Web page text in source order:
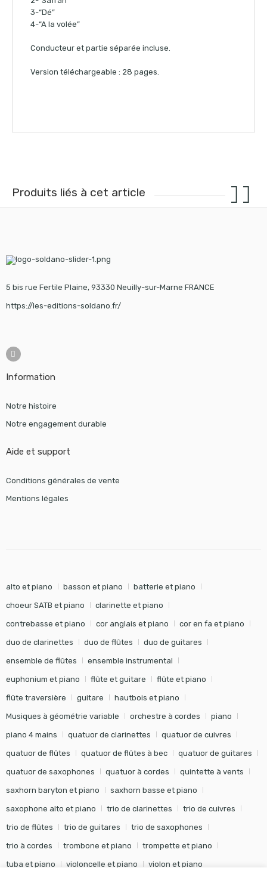
3-“Dé”
4-“A la volée”
Conducteur et partie séparée incluse.
Version téléchargeable : 28 pages.
Produits liés à cet article
5 bis rue Fertile Plaine, 93330 Neuilly-sur-Marne FRANCE
https://les-editions-soldano.fr/
Information
Notre histoire
Notre engagement durable
Aide et support
Conditions générales de vente
Mentions légales
alto et piano basson et piano batterie et piano
choeur SATB et piano clarinette et piano
contrebasse et piano cor anglais et piano cor en fa et piano
duo de clarinettes duo de flûtes duo de guitares
ensemble de flûtes ensemble instrumental
euphonium et piano flûte et guitare flûte et piano
flûte traversière guitare hautbois et piano
Musiques à géométrie variable orchestre à cordes piano
piano 4 mains quatuor de clarinettes quatuor de cuivres
quatuor de flûtes quatuor de flûtes à bec quatuor de guitares
quatuor de saxophones quatuor à cordes quintette à vents
saxhorn baryton et piano saxhorn basse et piano
saxophone alto et piano trio de clarinettes trio de cuivres
trio de flûtes trio de guitares trio de saxophones
trio à cordes trombone et piano trompette et piano
tuba et piano violoncelle et piano violon et piano